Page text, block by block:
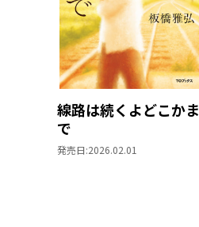
線路は続くよどこかま
で
発売日:2026.02.01